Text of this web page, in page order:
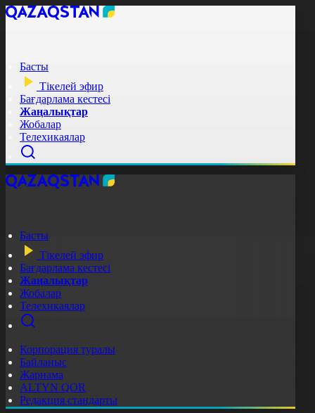
Басты
Тікелей эфир
Бағдарлама кестесі
Жаңалықтар
Жобалар
Телехикаялар
Басты
Тікелей эфир
Бағдарлама кестесі
Жаңалықтар
Жобалар
Телехикаялар
Корпорация туралы
Байланыс
Жарнама
ALTYN QOR
Редакция стандарты